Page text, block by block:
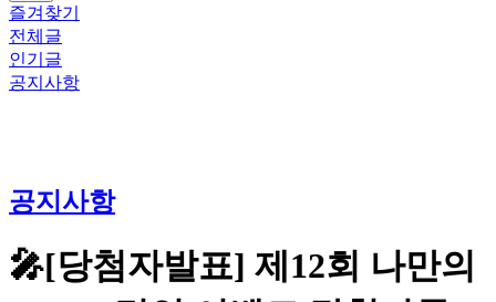
즐겨찾기
전체글
인기글
공지사항
공지사항
🎤[당첨자발표] 제12회 나만의